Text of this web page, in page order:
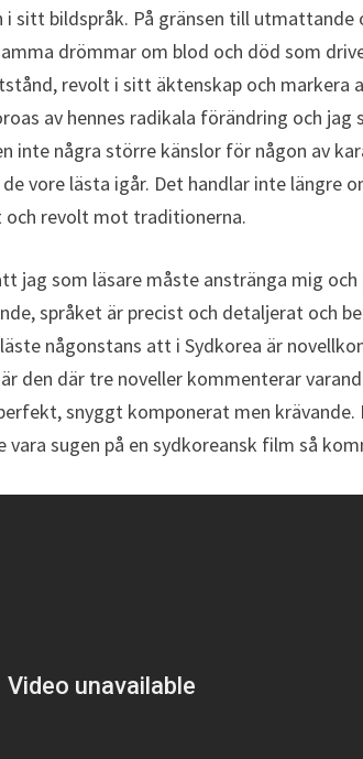
sitt bildspråk. På gränsen till utmattande
drömmar om blod och död som
revolt i sitt äktenskap och markera
av hennes radikala förändring och jag
några större känslor för någon av
vore lästa igår. Det handlar inte längre
revolt mot traditionerna.
jag som läsare måste anstränga mig
språket är precist och detaljerat och
någonstans att i Sydkorea är
den där tre noveller kommenterar
snyggt komponerat men krävande.
sugen på en sydkoreansk film så